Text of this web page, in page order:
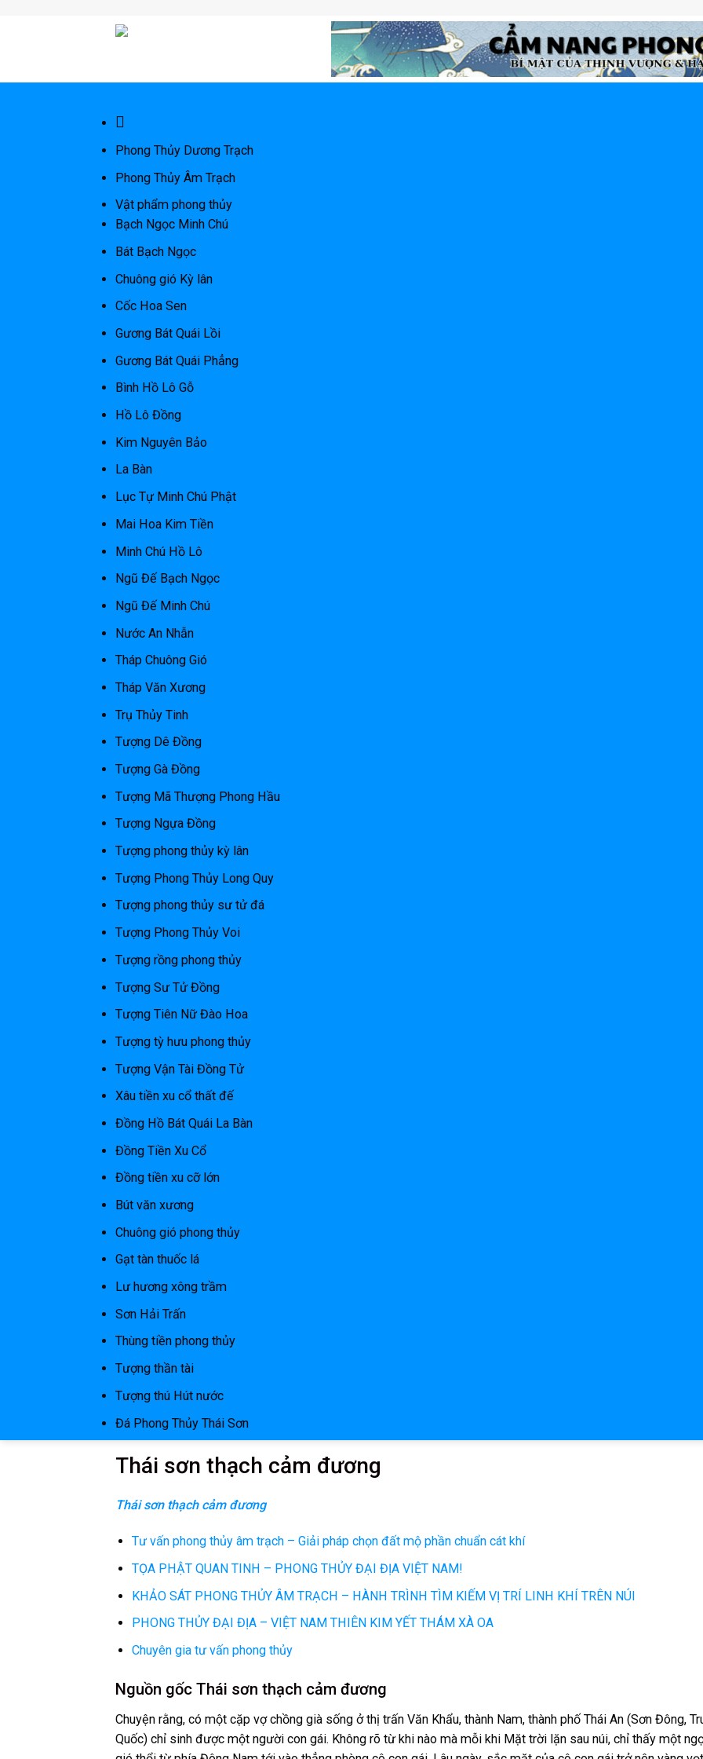
Phong Thủy Dương Trạch
Phong Thủy Âm Trạch
Vật phẩm phong thủy
Bạch Ngọc Minh Chú
Bát Bạch Ngọc
Chuông gió Kỳ lân
Cốc Hoa Sen
Gương Bát Quái Lồi
Gương Bát Quái Phẳng
Bình Hồ Lô Gỗ
Hồ Lô Đồng
Kim Nguyên Bảo
La Bàn
Lục Tự Minh Chú Phật
Mai Hoa Kim Tiền
Minh Chú Hồ Lô
Ngũ Đế Bạch Ngọc
Ngũ Đế Minh Chú
Nước An Nhẫn
Tháp Chuông Gió
Tháp Văn Xương
Trụ Thủy Tinh
Tượng Dê Đồng
Tượng Gà Đồng
Tượng Mã Thượng Phong Hầu
Tượng Ngựa Đồng
Tượng phong thủy kỳ lân
Tượng Phong Thủy Long Quy
Tượng phong thủy sư tử đá
Tượng Phong Thủy Voi
Tượng rồng phong thủy
Tượng Sư Tử Đồng
Tượng Tiên Nữ Đào Hoa
Tượng tỳ hưu phong thủy
Tượng Vận Tài Đồng Tử
Xâu tiền xu cổ thất đế
Đồng Hồ Bát Quái La Bàn
Đồng Tiền Xu Cổ
Đồng tiền xu cỡ lớn
Bút văn xương
Chuông gió phong thủy
Gạt tàn thuốc lá
Lư hương xông trầm
Sơn Hải Trấn
Thùng tiền phong thủy
Tượng thần tài
Tượng thú Hút nước
Đá Phong Thủy Thái Sơn
Thái sơn thạch cảm đương
Thái sơn thạch cảm đương
Tư vấn phong thủy âm trạch – Giải pháp chọn đất mộ phần chuẩn cát khí
TỌA PHẬT QUAN TINH – PHONG THỦY ĐẠI ĐỊA VIỆT NAM!
KHẢO SÁT PHONG THỦY ÂM TRẠCH – HÀNH TRÌNH TÌM KIẾM VỊ TRÍ LINH KHÍ TRÊN NÚI
PHONG THỦY ĐẠI ĐỊA – VIỆT NAM THIÊN KIM YẾT THÁM XÀ OA
Chuyên gia tư vấn phong thủy
Nguồn gốc Thái sơn thạch cảm đương
Chuyện rằng, có một cặp vợ chồng già sống ở thị trấn Văn Khẩu, thành Nam, thành phố Thái An (Sơn Đông,
Quốc) chỉ sinh được một người con gái. Không rõ từ khi nào mà mỗi khi Mặt trời lặn sau núi, chỉ thấy một